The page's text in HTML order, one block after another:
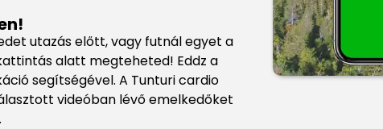
utazás előtt, vagy futnál egyet a
alatt megteheted! Eddz a
segítségével. A Tunturi cardio
videóban lévő emelkedőket